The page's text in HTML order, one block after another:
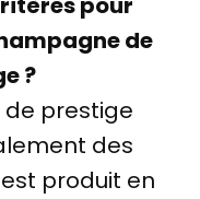
de
?
prestige
des
produit en